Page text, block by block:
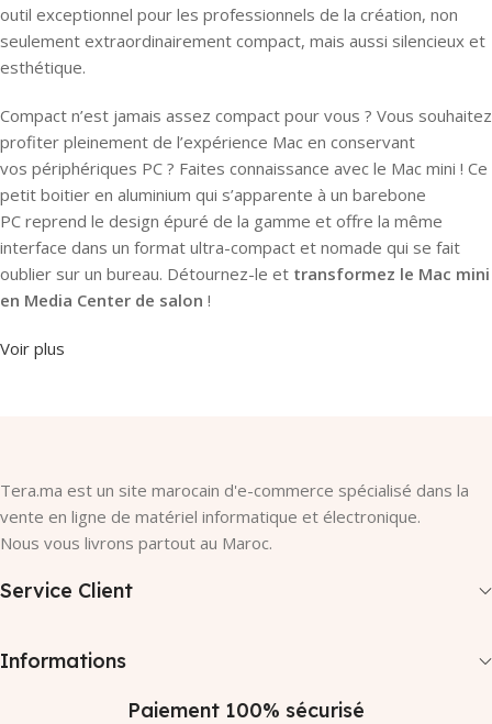
outil exceptionnel pour les professionnels de la création, non
seulement extraordinairement compact, mais aussi silencieux et
esthétique.
Compact n’est jamais assez compact pour vous ? Vous souhaitez
profiter pleinement de l’expérience Mac en conservant
vos périphériques PC ? Faites connaissance avec le Mac mini ! Ce
petit boitier en aluminium qui s’apparente à un barebone
PC reprend le design épuré de la gamme et offre la même
interface dans un format ultra-compact et nomade qui se fait
oublier sur un bureau. Détournez-le et transformez le Mac mini
en Media Center de salon !
Voir plus
Tera.ma est un site marocain d'e-commerce spécialisé dans la
vente en ligne de matériel informatique et électronique.
Nous vous livrons partout au Maroc.
Service Client
Informations
Paiement 100% sécurisé